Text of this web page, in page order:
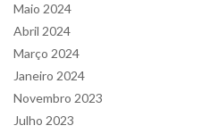
Maio 2024
Abril 2024
Março 2024
Janeiro 2024
Novembro 2023
Julho 2023